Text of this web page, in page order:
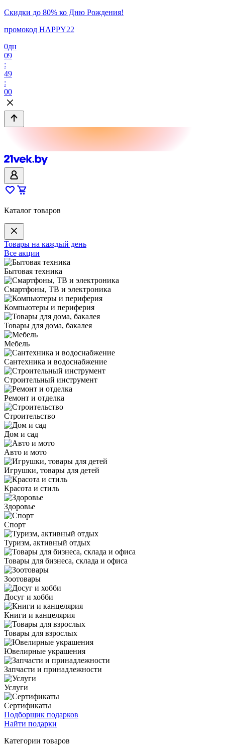
Скидки до 80% ко Дню Рождения!
промокод HAPPY22
0дн
09
:
49
:
00
Каталог товаров
Товары на каждый день
Все акции
Бытовая техника
Смартфоны, ТВ и электроника
Компьютеры и периферия
Товары для дома, бакалея
Мебель
Сантехника и водоснабжение
Строительный инструмент
Ремонт и отделка
Строительство
Дом и сад
Авто и мото
Игрушки, товары для детей
Красота и стиль
Здоровье
Спорт
Туризм, активный отдых
Товары для бизнеса, склада и офиса
Зоотовары
Досуг и хобби
Книги и канцелярия
Товары для взрослых
Ювелирные украшения
Запчасти и принадлежности
Услуги
Сертификаты
Подборщик подарков
Найти подарки
Категории товаров